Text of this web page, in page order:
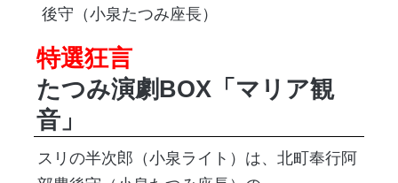
後守（小泉たつみ座長）
特選狂言
たつみ演劇BOX「マリア観
音」
スリの半次郎（小泉ライト）は、北町奉行阿